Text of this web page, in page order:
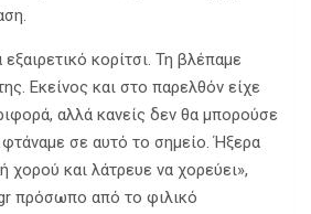
κορίτσι. Τη βλέπαμε
Εκείνος και στο παρελθόν είχε
αλλά κανείς δεν θα μπορούσε
φτάναμε σε αυτό το σημείο. Ήξερα
χορού και λάτρευε να χορεύει»,
πρόσωπο από το φιλικό